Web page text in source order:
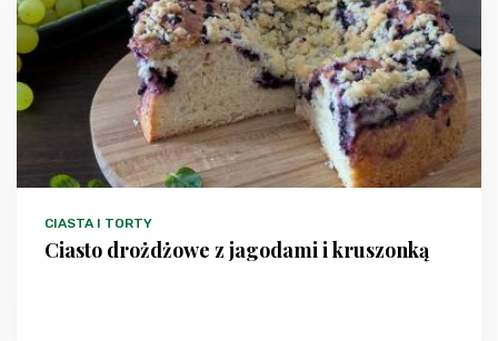
CIASTA I TORTY
Ciasto drożdżowe z jagodami i kruszonką